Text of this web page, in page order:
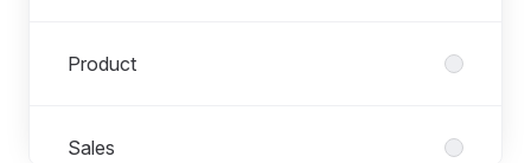
Product
Sales